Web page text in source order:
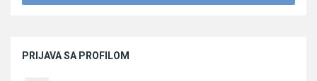
PRIJAVA SA PROFILOM